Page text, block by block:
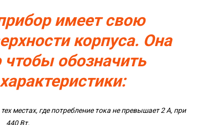
имеет свою
корпуса. Она
чтобы обозначить
местах, где потребление тока не превышает 2 А, при
440 Вт.